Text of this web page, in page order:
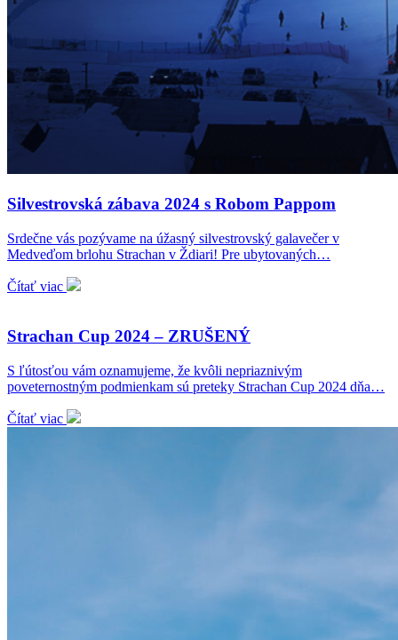
Silvestrovská zábava 2024 s Robom Pappom
Srdečne vás pozývame na úžasný silvestrovský galavečer v
Medveďom brlohu Strachan v Ždiari! Pre ubytovaných…
Čítať viac
Strachan Cup 2024 – ZRUŠENÝ
S ľútosťou vám oznamujeme, že kvôli nepriaznivým
poveternostným podmienkam sú preteky Strachan Cup 2024 dňa…
Čítať viac